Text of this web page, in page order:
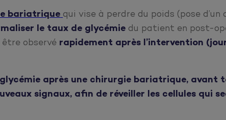
bariatrique qui vise à perdre du poids (pose
le taux de glycémie du patient en post-
être observé rapidement après l’intervention
après une chirurgie bariatrique, avant
signaux, afin de réveiller les cellules qui